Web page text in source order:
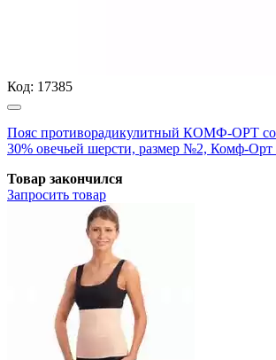
Код: 17385
Пояс противорадикулитный КОМФ-ОРТ
30% овечьей шерсти, размер №2, Комф-
Товар закончился
Запросить товар